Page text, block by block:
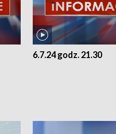
6.7.24 godz. 21.30